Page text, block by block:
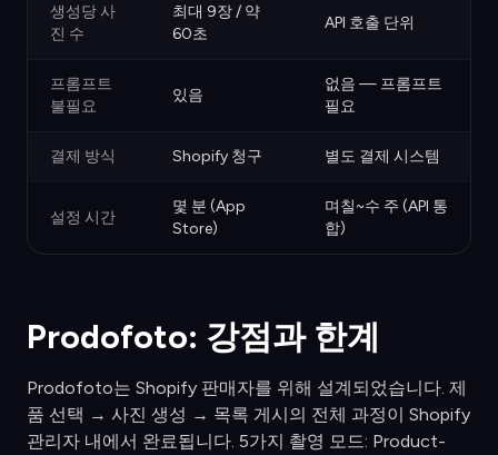
생성당 사
진 수
최대 9장 / 약
60초
API 호출 단위
프롬프트
불필요
있음
없음 — 프롬프트
필요
결제 방식 Shopify 청구 별도 결제 시스템
설정 시간
몇 분 (App
Store)
며칠~수 주 (API 통
합)
Prodofoto: 강점과 한계
Prodofoto는 Shopify 판매자를 위해 설계되었습니다. 제
품 선택 → 사진 생성 → 목록 게시의 전체 과정이 Shopify
관리자 내에서 완료됩니다. 5가지 촬영 모드: Product-